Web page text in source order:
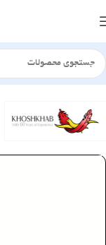
خانه تشک فنر منفصل